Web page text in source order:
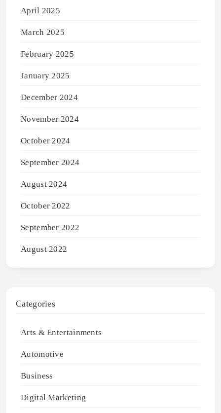
April 2025
March 2025
February 2025
January 2025
December 2024
November 2024
October 2024
September 2024
August 2024
October 2022
September 2022
August 2022
Categories
Arts & Entertainments
Automotive
Business
Digital Marketing